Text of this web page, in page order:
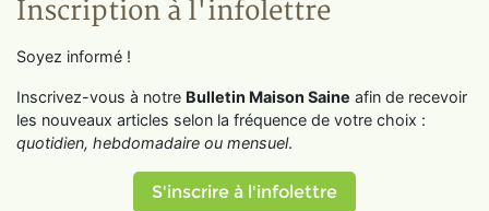
Inscription à l'infolettre
Soyez informé !
Inscrivez-vous à notre Bulletin Maison Saine afin de recevoir
les nouveaux articles selon la fréquence de votre choix :
quotidien, hebdomadaire ou mensuel.
S'inscrire à l'infolettre